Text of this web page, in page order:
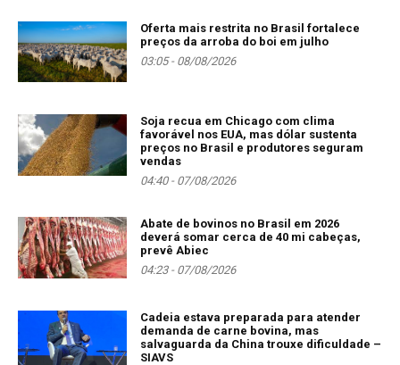
Oferta mais restrita no Brasil fortalece
preços da arroba do boi em julho
03:05 - 08/08/2026
Soja recua em Chicago com clima
favorável nos EUA, mas dólar sustenta
preços no Brasil e produtores seguram
vendas
04:40 - 07/08/2026
Abate de bovinos no Brasil em 2026
deverá somar cerca de 40 mi cabeças,
prevê Abiec
04:23 - 07/08/2026
Cadeia estava preparada para atender
demanda de carne bovina, mas
salvaguarda da China trouxe dificuldade –
SIAVS